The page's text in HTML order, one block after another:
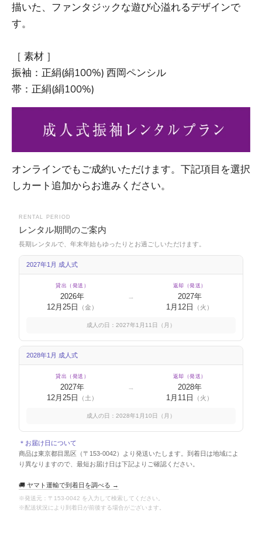
描いた、ファンタジックな遊び心溢れるデザインで
す。
［ 素材 ］
振袖：正絹(絹100%) 西岡ペンシル
帯：正絹(絹100%)
オンラインでもご成約いただけます。下記項目を選択
しカート追加からお進みください。
RENTAL PERIOD
レンタル期間のご案内
長期レンタルで、年末年始もゆったりとお過ごしいただけます。
2027年1月 成人式
貸出（発送）
2026年
12月25日
（金）
→
返却（発送）
2027年
1月12日
（火）
成人の日：2027年1月11日（月）
2028年1月 成人式
貸出（発送）
2027年
12月25日
（土）
→
返却（発送）
2028年
1月11日
（火）
成人の日：2028年1月10日（月）
＊お届け日について
商品は東京都目黒区（〒153-0042）より発送いたします。到着日は地域によ
り異なりますので、最短お届け日は下記よりご確認ください。
🚚 ヤマト運輸で到着日を調べる →
※発送元：〒153-0042 を入力して検索してください。
※配送状況により到着日が前後する場合がございます。